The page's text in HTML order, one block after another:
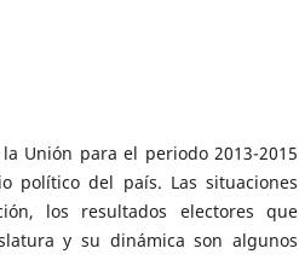
Unión para el periodo 2013-2015
político del país. Las situaciones
los resultados electores que
y su dinámica son algunos